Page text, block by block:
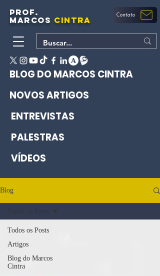
PROF.
MARCOS CINTRA Contato
BLOG DO MARCOS CINTRA
NOVOS ARTIGOS
ENTREVISTAS
PALESTRAS
VÍDEOS
Blog
Todos os Posts
Artigos
Blog do Marcos
Cintra
Todos os Posts